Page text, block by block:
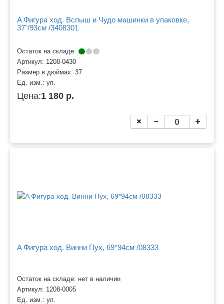
A Фигура ход. Вспыш и Чудо машинки в упаковке,
37"/93см /3408301
Остаток на складе:
Артикул: 1208-0430
Размер в дюймах: 37
Ед. изм.: уп.
Цена:1 180 р.
A Фигура ход. Винни Пух, 69*94см /08333
Остаток на складе: нет в наличии
Артикул: 1208-0005
Ед. изм.: уп.